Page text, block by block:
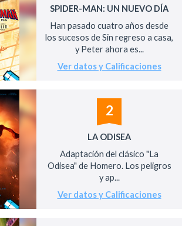
SPIDER-MAN: UN NUEVO DÍA
Han pasado cuatro años desde
los sucesos de Sin regreso a casa,
y Peter ahora es...
Ver datos y Calificaciones
2
LA ODISEA
Adaptación del clásico "La
Odisea" de Homero. Los peligros
y ap...
Ver datos y Calificaciones